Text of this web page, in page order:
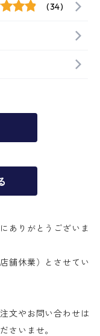
(34)
ありがとうございま
舗休業）とさせてい
文やお問い合わせは
さいませ。